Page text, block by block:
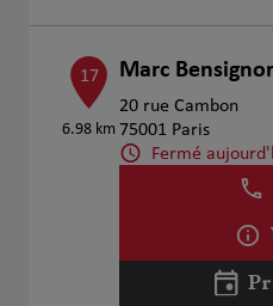
17
6.98 km
Marc Bensignor
20 rue Cambon
75001 Paris
Fermé